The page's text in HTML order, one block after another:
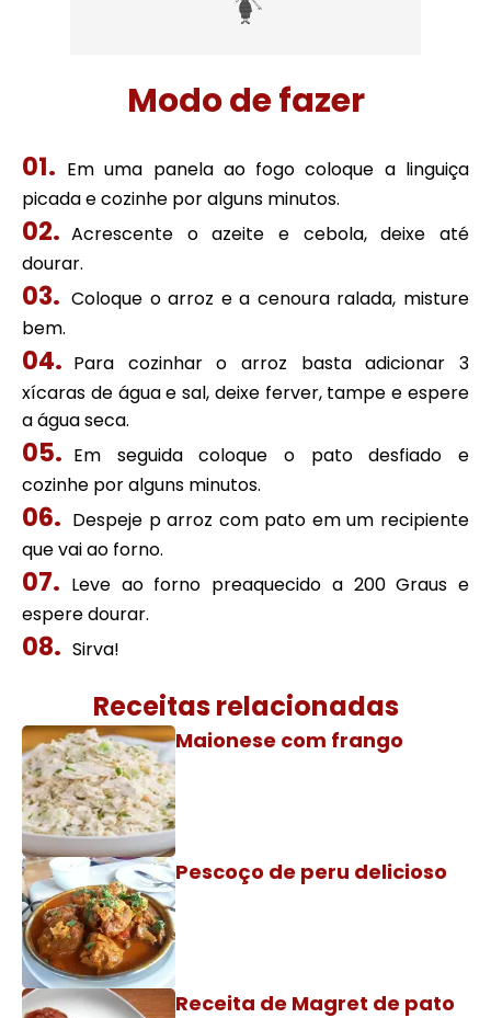
Modo de fazer
Em uma panela ao fogo coloque a linguiça
picada e cozinhe por alguns minutos.
Acrescente o azeite e cebola, deixe até
dourar.
Coloque o arroz e a cenoura ralada, misture
bem.
Para cozinhar o arroz basta adicionar 3
xícaras de água e sal, deixe ferver, tampe e espere
a água seca.
Em seguida coloque o pato desfiado e
cozinhe por alguns minutos.
Despeje p arroz com pato em um recipiente
que vai ao forno.
Leve ao forno preaquecido a 200 Graus e
espere dourar.
Sirva!
Receitas relacionadas
Maionese com frango
Pescoço de peru delicioso
Receita de Magret de pato